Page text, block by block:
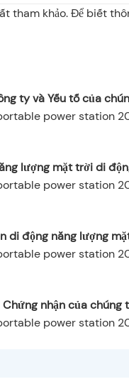
tham khảo. Để biết
ty và Yếu tố của
lượng mặt trời di
di động năng lượng
Chứng nhận của chúng